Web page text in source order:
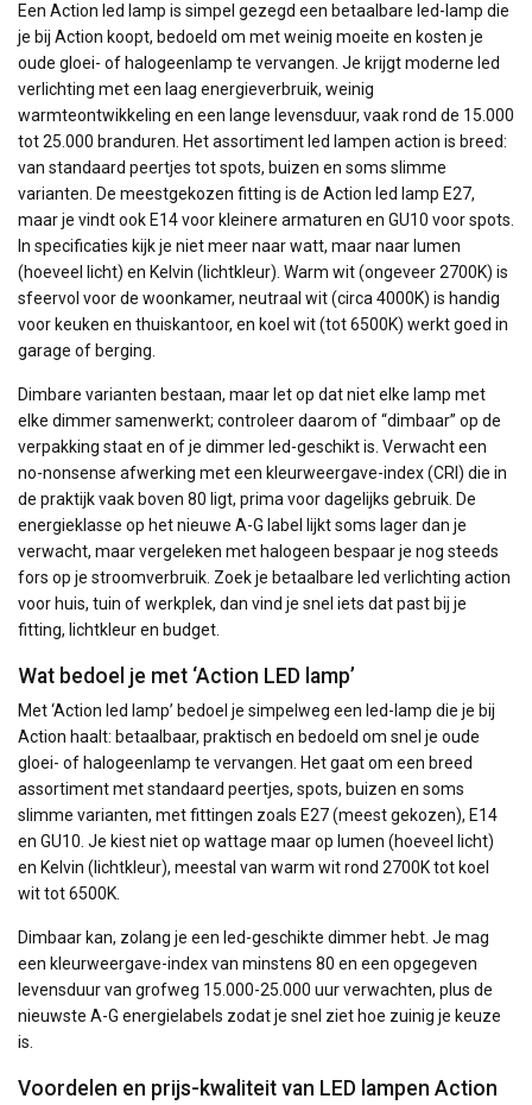
Een Action led lamp is simpel gezegd een betaalbare led-lamp die
je bij Action koopt, bedoeld om met weinig moeite en kosten je
oude gloei- of halogeenlamp te vervangen. Je krijgt moderne led
verlichting met een laag energieverbruik, weinig
warmteontwikkeling en een lange levensduur, vaak rond de 15.000
tot 25.000 branduren. Het assortiment led lampen action is breed:
van standaard peertjes tot spots, buizen en soms slimme
varianten. De meestgekozen fitting is de Action led lamp E27,
maar je vindt ook E14 voor kleinere armaturen en GU10 voor spots.
In specificaties kijk je niet meer naar watt, maar naar lumen
(hoeveel licht) en Kelvin (lichtkleur). Warm wit (ongeveer 2700K) is
sfeervol voor de woonkamer, neutraal wit (circa 4000K) is handig
voor keuken en thuiskantoor, en koel wit (tot 6500K) werkt goed in
garage of berging.
Dimbare varianten bestaan, maar let op dat niet elke lamp met
elke dimmer samenwerkt; controleer daarom of “dimbaar” op de
verpakking staat en of je dimmer led-geschikt is. Verwacht een
no-nonsense afwerking met een kleurweergave-index (CRI) die in
de praktijk vaak boven 80 ligt, prima voor dagelijks gebruik. De
energieklasse op het nieuwe A-G label lijkt soms lager dan je
verwacht, maar vergeleken met halogeen bespaar je nog steeds
fors op je stroomverbruik. Zoek je betaalbare led verlichting action
voor huis, tuin of werkplek, dan vind je snel iets dat past bij je
fitting, lichtkleur en budget.
Wat bedoel je met ‘Action LED lamp’
Met ‘Action led lamp’ bedoel je simpelweg een led-lamp die je bij
Action haalt: betaalbaar, praktisch en bedoeld om snel je oude
gloei- of halogeenlamp te vervangen. Het gaat om een breed
assortiment met standaard peertjes, spots, buizen en soms
slimme varianten, met fittingen zoals E27 (meest gekozen), E14
en GU10. Je kiest niet op wattage maar op lumen (hoeveel licht)
en Kelvin (lichtkleur), meestal van warm wit rond 2700K tot koel
wit tot 6500K.
Dimbaar kan, zolang je een led-geschikte dimmer hebt. Je mag
een kleurweergave-index van minstens 80 en een opgegeven
levensduur van grofweg 15.000-25.000 uur verwachten, plus de
nieuwste A-G energie­labels zodat je snel ziet hoe zuinig je keuze
is.
Voordelen en prijs-kwaliteit van LED lampen Action